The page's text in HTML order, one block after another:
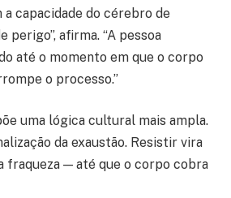
capacidade do cérebro de
perigo”, afirma. “A pessoa
até o momento em que o corpo
o processo.”
uma lógica cultural mais ampla.
da exaustão. Resistir vira
fraqueza — até que o corpo cobra